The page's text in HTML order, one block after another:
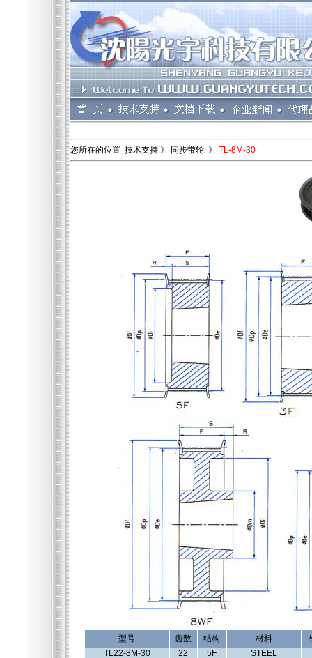
您所在的位置 技术支持 》 同步带轮 》 TL-8M-30
型号 齿数 结构 材料
TL22-8M-30
22 5F
STEEL